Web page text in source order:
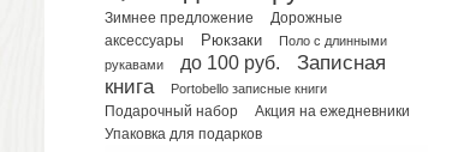
Органайзер на ежедневник
Сумки и Рюкзаки
Рюкзаки
Конференц-сумки
Зимнее предложение
Дорожные
аксессуары
Рюкзаки
Поло с длинными
рукавами
до 100 руб.
Записная
книга
Portobello записные книги
Подарочный набор Акция на ежедневники
Упаковка для подарков